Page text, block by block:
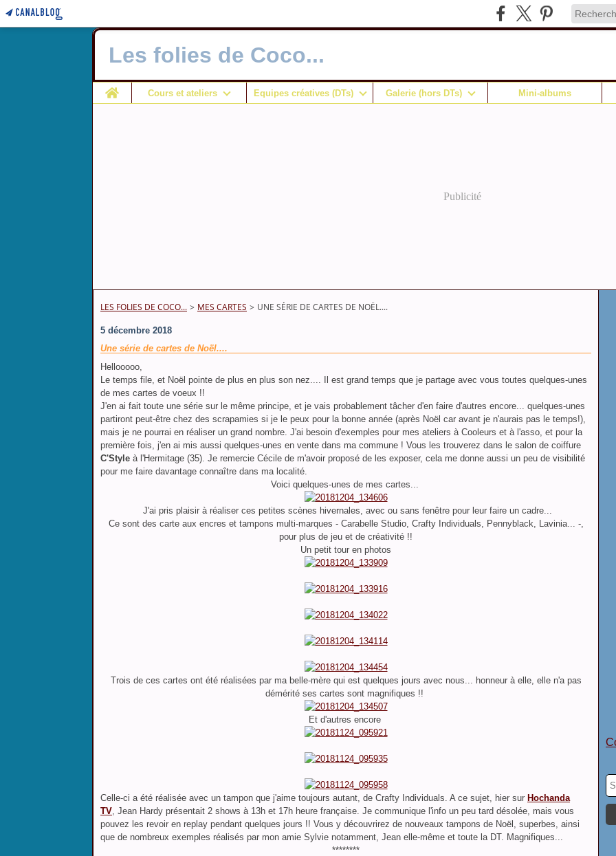
Les folies de Coco...
Home
Cours et ateliers Equipes créatives (DTs) Galerie (hors DTs) Mini-albums
Publicité
LES FOLIES DE COCO... > MES CARTES > UNE SÉRIE DE CARTES DE NOËL....
5 décembre 2018
Une série de cartes de Noël....
Hellooooo,
Le temps file, et Noël pointe de plus en plus son nez.... Il est grand temps que je partage avec vous toutes quelques-unes
de mes cartes de voeux !!
J'en ai fait toute une série sur le même principe, et je vais probablement tâcher d'en faire d'autres encore... quelques-unes
partiront peut-être chez des scrapamies si je le peux pour la bonne année (après Noël car avant je n'aurais pas le temps!),
mais je ne pourrai en réaliser un grand nombre. J'ai besoin d'exemples pour mes ateliers à Cooleurs et à l'asso, et pour la
première fois, j'en ai mis aussi quelques-unes en vente dans ma commune ! Vous les trouverez dans le salon de coiffure
C'Style à l'Hermitage (35). Je remercie Cécile de m'avoir proposé de les exposer, cela me donne aussi un peu de visibilité
pour me faire davantage connaître dans ma localité.
Voici quelques-unes de mes cartes...
J'ai pris plaisir à réaliser ces petites scènes hivernales, avec ou sans fenêtre pour leur faire un cadre...
Ce sont des carte aux encres et tampons multi-marques - Carabelle Studio, Crafty Individuals, Pennyblack, Lavinia... -,
pour plus de jeu et de créativité !!
Un petit tour en photos
Trois de ces cartes ont été réalisées par ma belle-mère qui est quelques jours avec nous... honneur à elle, elle n'a pas
démérité ses cartes sont magnifiques !!
Et d'autres encore
Celle-ci a été réalisée avec un tampon que j'aime toujours autant, de Crafty Individuals. A ce sujet, hier sur Hochanda
TV, Jean Hardy présentait 2 shows à 13h et 17h heure française. Je communique l'info un peu tard désolée, mais vous
pouvez les revoir en replay pendant quelques jours !! Vous y découvrirez de nouveaux tampons de Noël, superbes, ainsi
que de nombreux exemples réalisés par mon amie Sylvie notamment, Jean elle-même et toute la DT. Magnifiques...
********